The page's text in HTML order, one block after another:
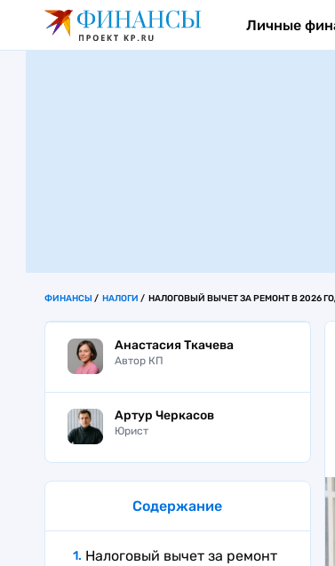
Личные
ФИНАНСЫ НАЛОГИ НАЛОГОВЫЙ ВЫЧЕТ ЗА РЕМОНТ В 2026
Анастасия Ткачева
Автор КП
Артур Черкасов
Юрист
Содержание
Налоговый вычет за ремонт